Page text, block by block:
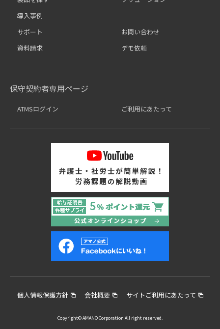
導入事例
サポート
お問い合わせ
資料請求
デモ依頼
保守契約者専用ページ
ATMSログイン ご利用にあたって
個人情報保護方針 会社概要 サイトご利用にあたって
Copyright© AMANO Corporation All right reserved.